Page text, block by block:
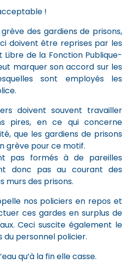
!
des gardiens de prisons,
doivent être reprises par les
Libre de la Fonction Publique-
marquer son accord sur les
sont employés les
doivent souvent travailler
pires, en ce qui concerne
que les gardiens de prisons
grève pour ce motif.
pas formés à de pareilles
donc pas au courant des
murs des prisons.
nos policiers en repos et
ces gardes en surplus de
Ceci suscite également le
personnel policier.
qu’à la fin elle casse.